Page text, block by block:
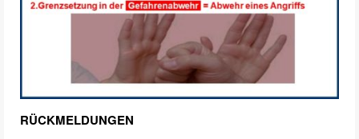
RÜCKMELDUNGEN